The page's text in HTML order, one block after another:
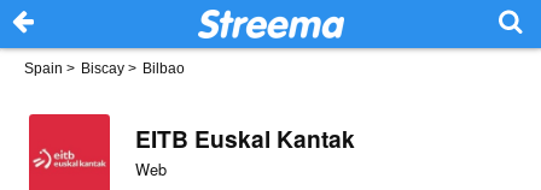
Spain > Biscay > Bilbao
EITB Euskal Kantak
Web